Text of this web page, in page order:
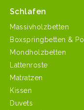
Schlafen
Massivholzbetten
Boxspringbetten &
Mondholzbetten
Lattenroste
Matratzen
Kissen
Duvets